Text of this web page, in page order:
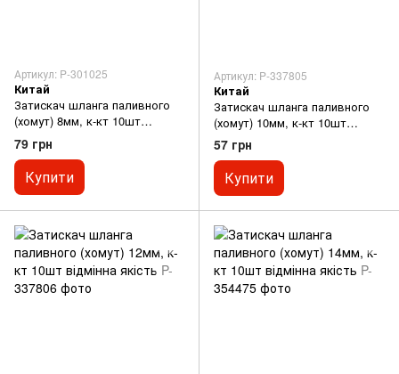
Артикул: P-301025
Китай
Затискач шланга паливного
(хомут) 8мм, к-кт 10шт
відмінна якість
79 грн
Купити
Артикул: P-337805
Китай
Затискач шланга паливного
(хомут) 10мм, к-кт 10шт
відмінна якість
57 грн
Купити